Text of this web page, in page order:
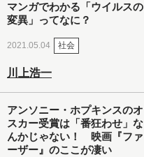
マンガでわかる「ウイルスの
変異」ってなに？
2021.05.04 社会
川上浩一
アンソニー・ホプキンスのオ
スカー受賞は「番狂わせ」な
んかじゃない！ 映画『ファ
ーザー』のここが凄い